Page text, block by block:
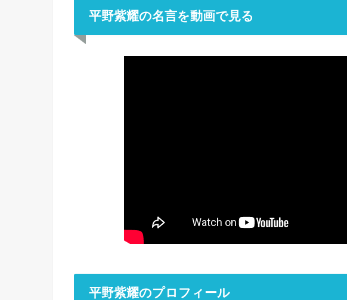
平野紫耀の名言を動画で見る
平野紫耀のプロフィール